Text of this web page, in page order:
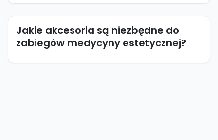
Jakie akcesoria są niezbędne do
zabiegów medycyny estetycznej?